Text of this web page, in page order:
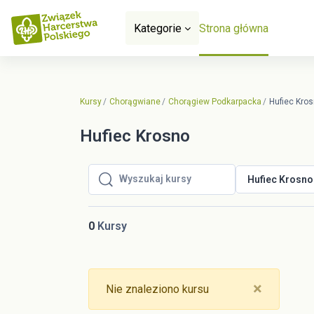
Przejdź do głównej zawartości
Kategorie
Strona główna
Kursy Chorągwiane Chorągiew Podkarpacka Hufiec
Hufiec Krosno
Wyszukaj kursy
Wyszukaj kursy
Hufiec Krosno
0 Kursy
×
Nie znaleziono kursu